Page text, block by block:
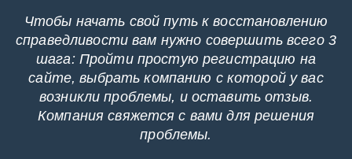
Чтобы начать свой путь к восстановлению
справедливости вам нужно совершить всего 3
шага: Пройти простую регистрацию на
сайте, выбрать компанию с которой у вас
возникли проблемы, и оставить отзыв.
Компания свяжется с вами для решения
проблемы.